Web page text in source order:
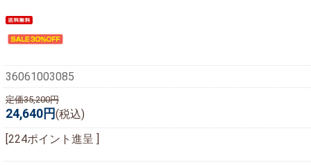
36061003085
定価35,200円
24,640円(税込)
[224ポイント進呈 ]